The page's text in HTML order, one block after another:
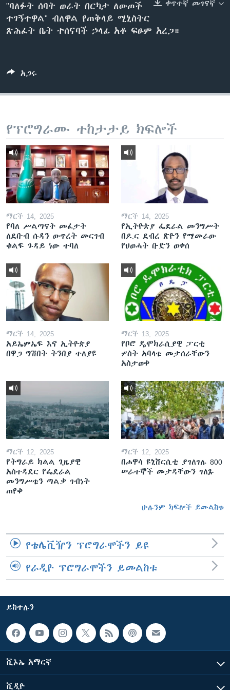
ቀጥተኛ መገናኛ
"ባለፉት ሰባት ወራት በርካታ ለውጦች
ተገኝተዋል" ብለዋል የጠቅላይ ሚኒስትር
ጽሕፈት ቤት ተሰናባች ኃላፊ አቶ ፍፁም አረጋ።
አጋሩ
የፕሮግራሙ ተከታታይ ክፍሎች
ማርች 14, 2025
የባለ ሥልጣናት መፈታት
ለደቡብ ሱዳን ውጥረት መርገብ
ቁልፍ ጉዳይ ነው ተባለ
ማርች 14, 2025
የኢትዮጵያ ፌደራል መንግሥት
በዶ.ር ደብረ ጽዮን የሚመራው
የህወሓት ቡድን ወቀሰ
ማርች 14, 2025
አይኤምኤፍ እና ኢትዮጵያ
በዋጋ ግሽበት ትንበያ ተለያዩ
ማርች 13, 2025
የቦሮ ዴሞክራሲያዊ ፓርቲ
ሦስት አባላቱ መታሰራቸውን
አስታወቀ
ማርች 12, 2025
የትግራይ ክልል ጊዜያዊ
አስተዳደር የፌደራል
መንግሥቱን ጣልቃ ገብነት
ጠየቀ
ማርች 12, 2025
በሐዋሳ ዩኒቨርሲቲ ያገለገሉ 800
ሠራተኞች መታዳቸውን ገለጹ
ሁሉንም ክፍሎች ይመልከቱ
የቴሌቪዥን ፕሮግራሞችን ይዩ
የራዲዮ ፕሮግራሞችን ይመልከቱ
ይከተሉን
ቪኦኤ አማርኛ
ቪዲዮ